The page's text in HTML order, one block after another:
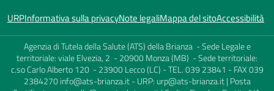
URPInformativa sulla privacyNote legaliMappa del sitoAccessibilità
Agenzia di Tutela della Salute (ATS) della Brianza - Sede Legale e
territoriale: viale Elvezia, 2 - 20900 Monza (MB) - Sede territoriale:
c.so Carlo Alberto 120 - 23900 Lecco (LC) - TEL. 039 23841 - FAX 039
2384270 info@ats-brianza.it- URP: urp@ats-brianza.it| Posta